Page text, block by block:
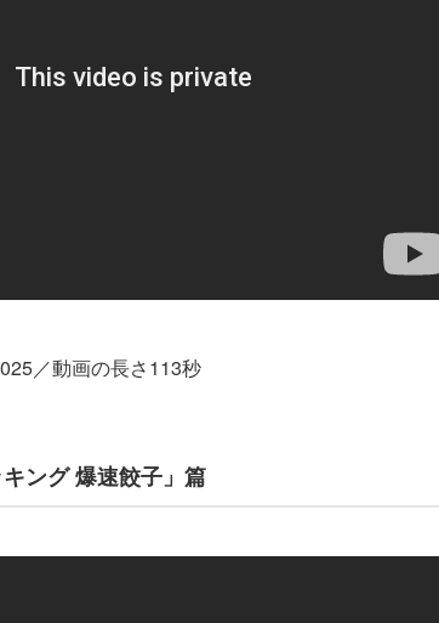
／動画の長さ113秒
ング 爆速餃子」篇